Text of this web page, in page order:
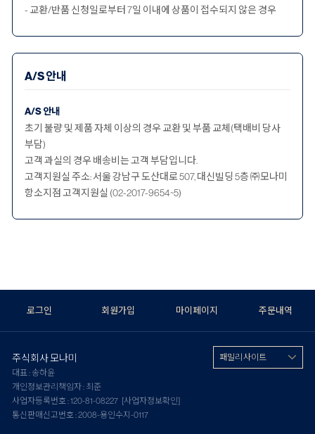
- 교환/반품 신청일로부터 7일 이내에 상품이 접수되지 않은 경우
A/S 안내
A/S 안내
초기 불량 및 제품 자체 이상의 경우 교환 및 부품 교체(택배비 당사
부담)
고객 과실의 경우 배송비는 고객 부담입니다.
고객지원실 주소: 서울 강남구 도산대로 507, 대신빌딩 5층 ㈜모나미
항소지점 고객지원실 (02-2017-9654~5)
로그인 회원가입 마이페이지 주문내역
주식회사 모나미
대표 : 송하윤
개인정보관리책임자 : 최준
사업자등록번호 : 120-81-08227 [사업자정보확인]
통신판매신고번호 : 2008-용인수지-0117
패밀리 사이트